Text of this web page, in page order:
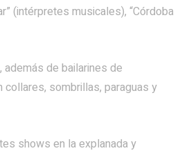
(intérpretes musicales), “Córdoba
de bailarines de
sombrillas, paraguas y
shows en la explanada y